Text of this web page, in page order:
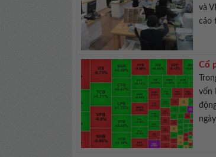
và
cáo
Cổ
vốn